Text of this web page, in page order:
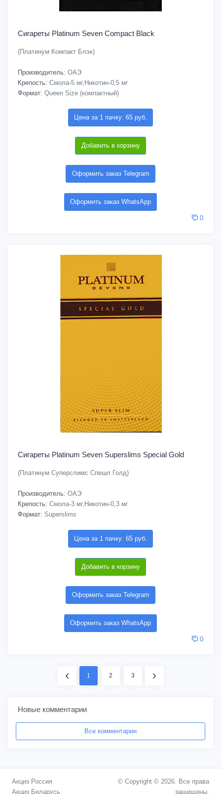
Сигареты Platinum Seven Compact Black
(Платинум Компакт Блэк)
Производитель: ОАЭ
Крепость: Смола-5 мг,Никотин-0,5 мг
Формат: Queen Size (компактный)
Цена за 1 пачку: 65 руб.
Добавить в корзину
Оформить заказ Telegram
Оформить заказ WhatsApp
0
Сигареты Platinum Seven Superslims Special Gold
(Платинум Суперслимс Спешл Голд)
Производитель: ОАЭ
Крепость: Смола-3 мг,Никотин-0,3 мг
Формат: Superslims
Цена за 1 пачку: 65 руб.
Добавить в корзину
Оформить заказ Telegram
Оформить заказ WhatsApp
0
1 2 3
Новые комментарии
Все комментарии
Акциз Россия
Акциз Беларусь
© Copyright © 2026. Все права
защищены.